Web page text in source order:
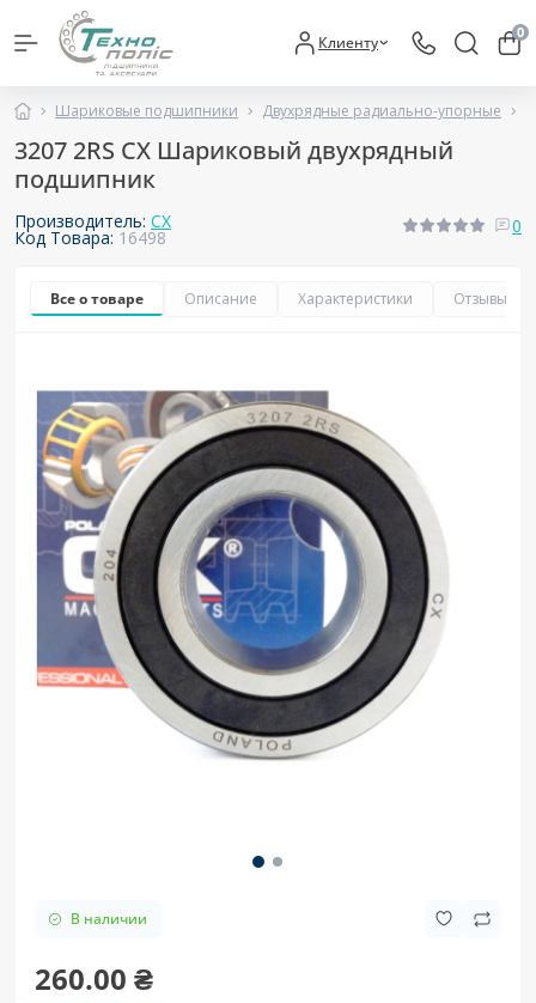
Клиенту 0
Шариковые подшипники Двухрядные радиально-упорные
3207 2RS CX Шариковый двухрядный
подшипник
Производитель: CX
Код Товара: 16498
0
Все о товаре Описание Характеристики Отзывы
В наличии
260.00 ₴